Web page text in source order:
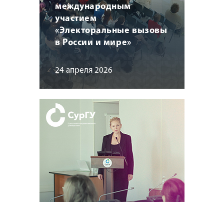
международным
участием
«Электоральные вызовы
в России и мире»
24 апреля 2026